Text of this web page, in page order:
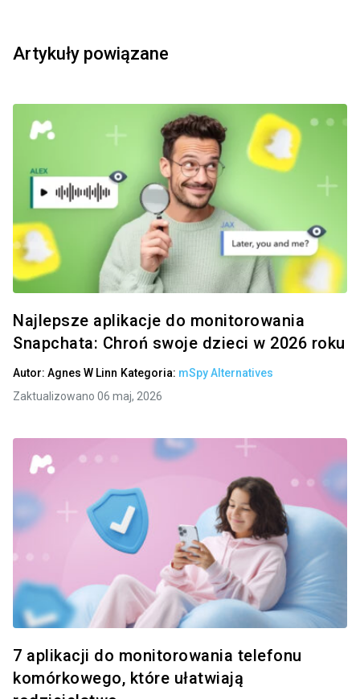
Artykuły powiązane
Najlepsze aplikacje do monitorowania
Snapchata: Chroń swoje dzieci w 2026 roku
Autor: Agnes W Linn Kategoria: mSpy Alternatives
Zaktualizowano 06 maj, 2026
7 aplikacji do monitorowania telefonu
komórkowego, które ułatwiają